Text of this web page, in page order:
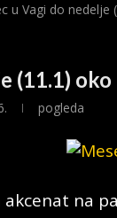
u Vagi do nedelje
(11.1)
pogleda
akcenat na